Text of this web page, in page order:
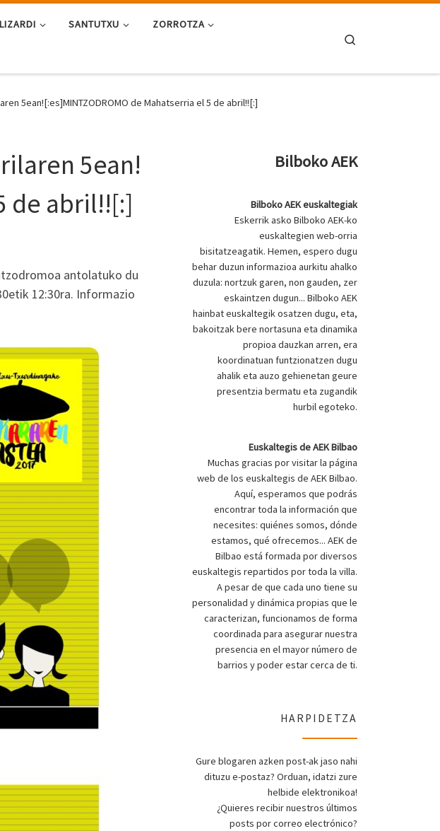
LIZARDI SANTUTXU ZORROTZA
5ean![:es]MINTZODROMO de Mahatserria el 5 de abril!![:]
5ean!
de abril!![:]
antolatuko du
12:30ra. Informazio
Bilboko AEK
Bilboko AEK euskaltegiak
Eskerrik asko Bilboko AEK-ko
euskaltegien web-orria
bisitatzeagatik. Hemen, espero dugu
behar duzun informazioa aurkitu ahalko
duzula: nortzuk garen, non gauden, zer
eskaintzen dugun... Bilboko AEK
hainbat euskaltegik osatzen dugu, eta,
bakoitzak bere nortasuna eta dinamika
propioa dauzkan arren, era
koordinatuan funtzionatzen dugu
ahalik eta auzo gehienetan geure
presentzia bermatu eta zugandik
hurbil egoteko.
Euskaltegis de AEK Bilbao
Muchas gracias por visitar la página
web de los euskaltegis de AEK Bilbao.
Aquí, esperamos que podrás
encontrar toda la información que
necesites: quiénes somos, dónde
estamos, qué ofrecemos... AEK de
Bilbao está formada por diversos
euskaltegis repartidos por toda la villa.
A pesar de que cada uno tiene su
personalidad y dinámica propias que le
caracterizan, funcionamos de forma
coordinada para asegurar nuestra
presencia en el mayor número de
barrios y poder estar cerca de ti.
HARPIDETZA
Gure blogaren azken post-ak jaso nahi
dituzu e-postaz? Orduan, idatzi zure
helbide elektronikoa!
¿Quieres recibir nuestros últimos
posts por correo electrónico?